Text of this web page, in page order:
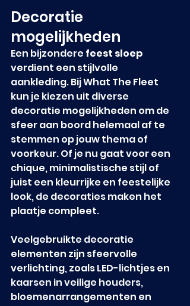
Decoratie
mogelijkheden
Een bijzondere feest sloep
verdient een stijlvolle
aankleding. Bij What The Fleet
kun je kiezen uit diverse
decoratie mogelijkheden om de
sfeer aan boord helemaal af te
stemmen op jouw thema of
voorkeur. Of je nu gaat voor een
chique, minimalistische stijl of
juist een kleurrijke en feestelijke
look, de decoraties maken het
plaatje compleet.
Veelgebruikte decoratie
elementen zijn sfeervolle
verlichting, zoals LED-lichtjes en
kaarsen in veilige houders,
bloemenarrangementen en